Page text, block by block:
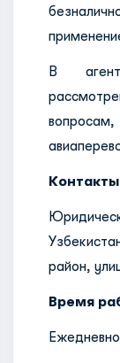
В
район,
Время